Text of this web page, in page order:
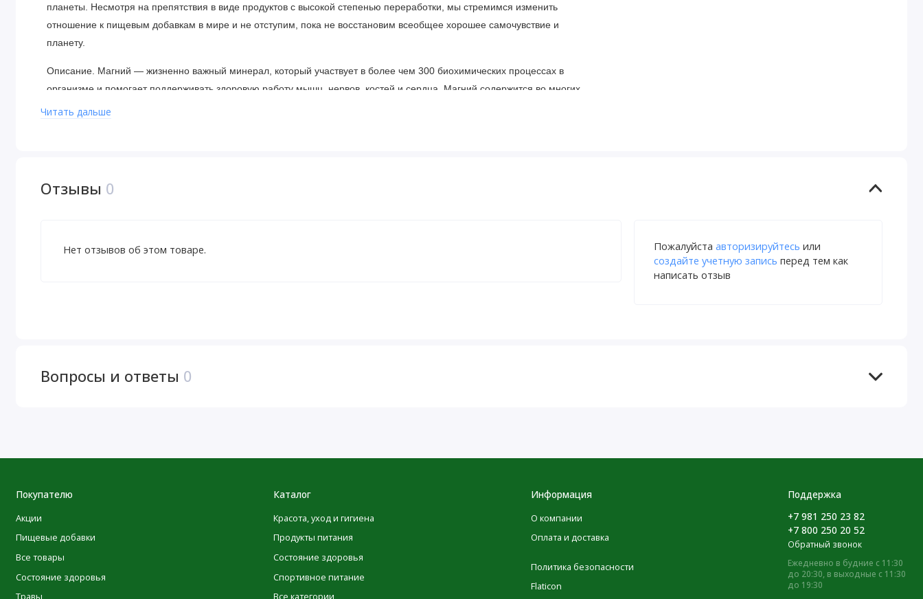
планеты. Несмотря на препятствия в виде продуктов с высокой степенью переработки, мы стремимся изменить
отношение к пищевым добавкам в мире и не отступим, пока не восстановим всеобщее хорошее самочувствие и
планету.
Описание. Магний — жизненно важный минерал, который участвует в более чем 300 биохимических процессах в
организме и помогает поддерживать здоровую работу мышц, нервов, костей и сердца. Магний содержится во многих
Отказ от ответственности
Имейте в виду, что даже несмотря на то, что иногда упаковка товаров может изменяться, это никак не влияет на
предупреждениями и инструкциями по использованию продуктов перед их применением и не полагаться
в самое ближайшее время.
Читать дальше
Отзывы 0
Нет отзывов об этом товаре. Пожалуйста авторизируйтесь или
создайте учетную запись перед тем как
написать отзыв
Вопросы и ответы 0
Покупателю
Акции
Пищевые добавки
Все товары
Состояние здоровья
Травы
Каталог
Красота, уход и гигиена
Продукты питания
Состояние здоровья
Спортивное питание
Все категории
Информация
О компании
Оплата и доставка
Политика безопасности
Flaticon
Поддержка
+7 981 250 23 82
+7 800 250 20 52
Обратный звонок
Ежедневно в будние с 11:30
до 20:30, в выходные с 11:30
до 19:30